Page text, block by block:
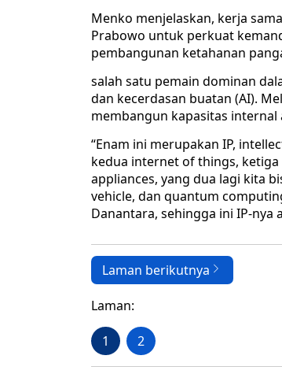
Menko menjelaskan, kerja
Prabowo untuk perkuat
pembangunan ketahanan
salah satu pemain dominan
dan kecerdasan buatan (AI).
membangun kapasitas
“Enam ini merupakan IP,
kedua internet of things,
appliances, yang dua lagi kita
vehicle, dan quantum
Danantara, sehingga ini IP-
Laman berikutnya
Laman:
1 2